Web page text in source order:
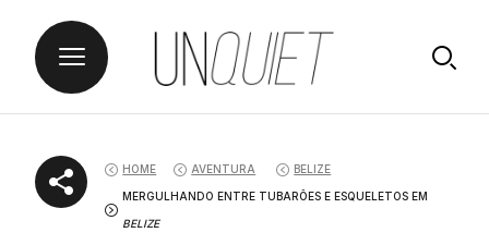
content
HOME AVENTURA BELIZE
MERGULHANDO ENTRE TUBARÕES E ESQUELETOS EM
BELIZE